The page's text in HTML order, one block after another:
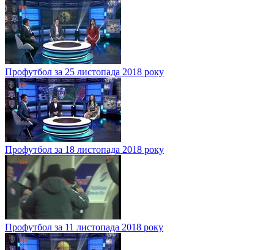
Профутбол за 25 листопада 2018 року
Профутбол за 18 листопада 2018 року
Профутбол за 11 листопада 2018 року